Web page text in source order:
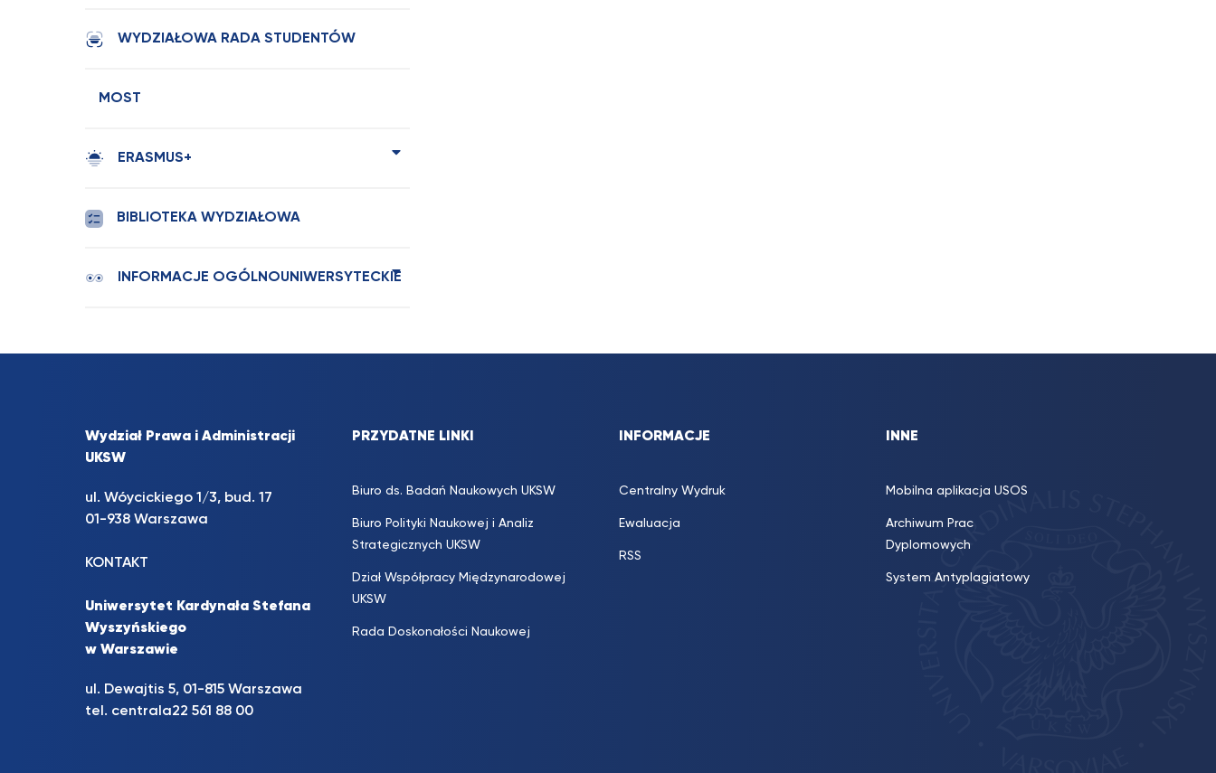
WYDZIAŁOWA RADA STUDENTÓW
MOST
ERASMUS+
BIBLIOTEKA WYDZIAŁOWA
INFORMACJE OGÓLNOUNIWERSYTECKIE
Wydział Prawa i Administracji
UKSW
ul. Wóycickiego 1/3, bud. 17
01-938 Warszawa
KONTAKT
Uniwersytet Kardynała Stefana
Wyszyńskiego
w Warszawie
ul. Dewajtis 5, 01-815 Warszawa
tel. centrala22 561 88 00
PRZYDATNE LINKI
Biuro ds. Badań Naukowych UKSW
Biuro Polityki Naukowej i Analiz
Strategicznych UKSW
Dział Współpracy Międzynarodowej
UKSW
Rada Doskonałości Naukowej
INFORMACJE
Centralny Wydruk
Ewaluacja
RSS
INNE
Mobilna aplikacja USOS
Archiwum Prac
Dyplomowych
System Antyplagiatowy